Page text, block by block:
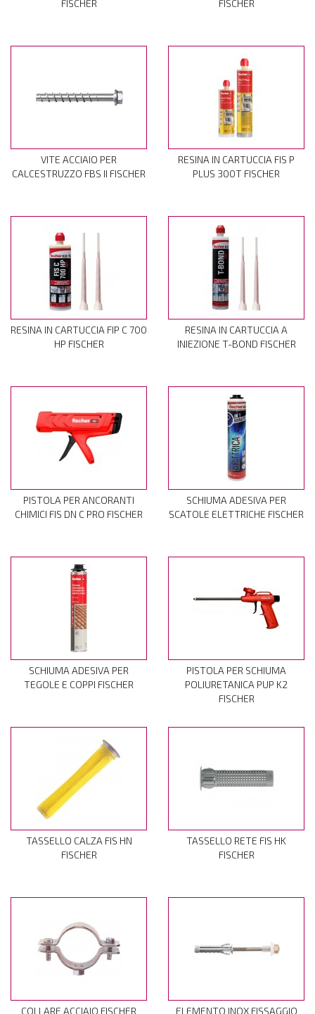
FISCHER
FISCHER
VITE ACCIAIO PER
CALCESTRUZZO FBS II FISCHER
RESINA IN CARTUCCIA FIS P
PLUS 300T FISCHER
RESINA IN CARTUCCIA FIP C 700
HP FISCHER
RESINA IN CARTUCCIA A
INIEZIONE T-BOND FISCHER
PISTOLA PER ANCORANTI
CHIMICI FIS DN C PRO FISCHER
SCHIUMA ADESIVA PER
SCATOLE ELETTRICHE FISCHER
SCHIUMA ADESIVA PER
TEGOLE E COPPI FISCHER
PISTOLA PER SCHIUMA
POLIURETANICA PUP K2
FISCHER
TASSELLO CALZA FIS HN
FISCHER
TASSELLO RETE FIS HK
FISCHER
COLLARE ACCIAIO FISCHER ELEMENTO INOX FISSAGGIO